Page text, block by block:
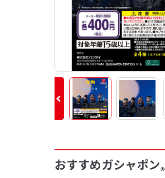
おすすめガシャポン®